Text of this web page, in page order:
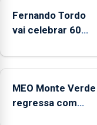
entre
2022
2025
Fernando Tordo
vai celebrar 60
no Coliseu
MEO Monte Verde
regressa com